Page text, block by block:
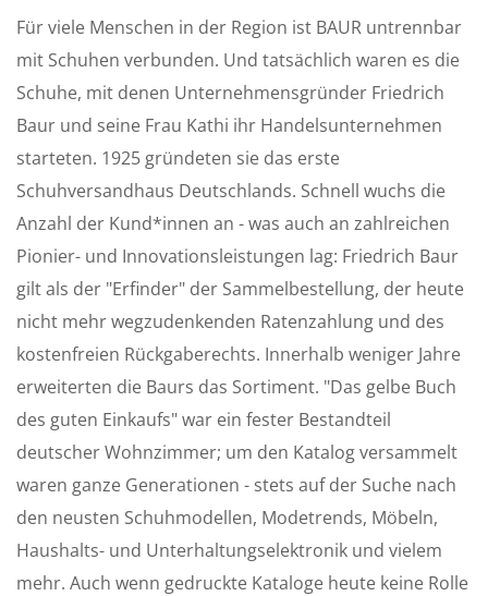
s
Für viele Menschen in der Region ist BAUR untrennbar
mit Schuhen verbunden. Und tatsächlich waren es die
Schuhe, mit denen Unternehmensgründer Friedrich
Baur und seine Frau Kathi ihr Handelsunternehmen
starteten. 1925 gründeten sie das erste
Schuhversandhaus Deutschlands. Schnell wuchs die
Anzahl der Kund*innen an - was auch an zahlreichen
Pionier- und Innovationsleistungen lag: Friedrich Baur
gilt als der "Erfinder" der Sammelbestellung, der heute
nicht mehr wegzudenkenden Ratenzahlung und des
kostenfreien Rückgaberechts. Innerhalb weniger Jahre
erweiterten die Baurs das Sortiment. "Das gelbe Buch
des guten Einkaufs" war ein fester Bestandteil
deutscher Wohnzimmer; um den Katalog versammelt
waren ganze Generationen - stets auf der Suche nach
den neusten Schuhmodellen, Modetrends, Möbeln,
Haushalts- und Unterhaltungselektronik und vielem
mehr. Auch wenn gedruckte Kataloge heute keine Rolle